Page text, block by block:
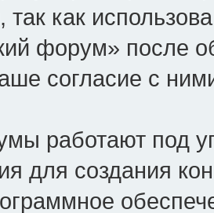
так как
форум» после
согласие с
работают под
для создания